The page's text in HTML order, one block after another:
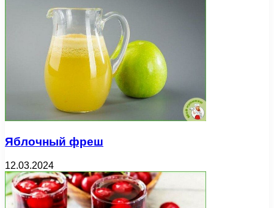
Яблочный фреш
12.03.2024